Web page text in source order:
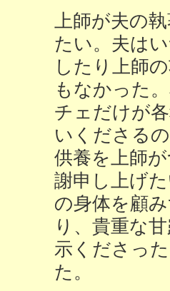
上師が夫の
たい。夫は
したり上師
もなかった
チェだけが
いくださる
供養を上師
謝申し上げ
の身体を顧
り、貴重な
示くださっ
た。